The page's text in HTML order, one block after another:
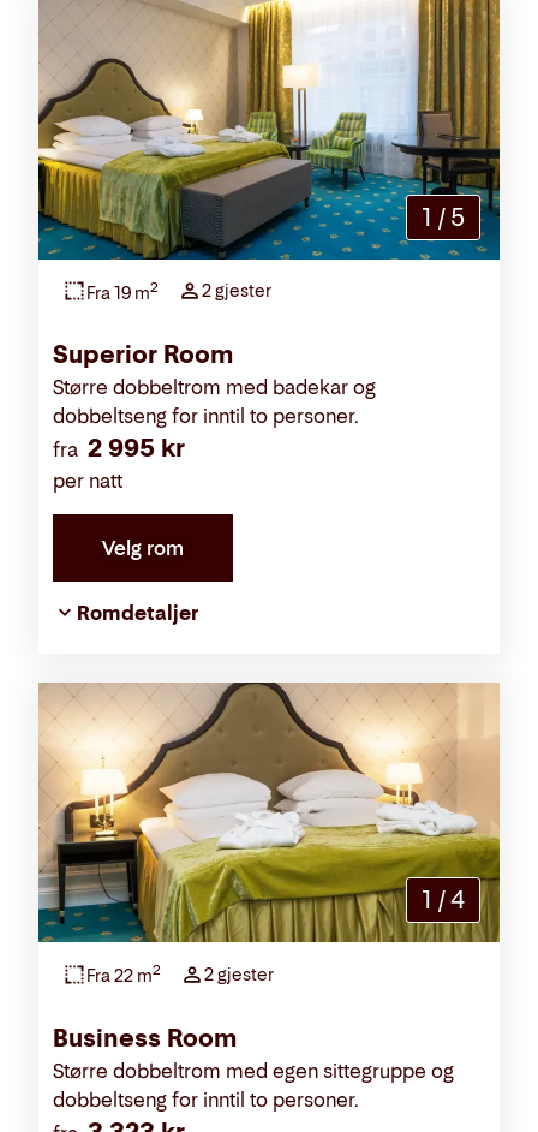
Superior Room
fra 2 995 kr
per natt
Større dobbeltrom med badekar og
dobbeltseng for inntil to personer.
Velg rom
Fra 19 m2 2 gjester
Romdetaljer
1 / 5
Business Room
Større dobbeltrom med egen sittegruppe og
dobbeltseng for inntil to personer.
Fra 22 m2 2 gjester
1 /4